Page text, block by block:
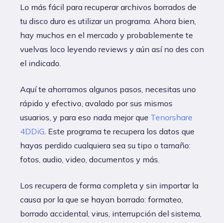
Lo más fácil para recuperar archivos borrados de
tu disco duro es utilizar un programa. Ahora bien,
hay muchos en el mercado y probablemente te
vuelvas loco leyendo reviews y aún así no des con
el indicado.
Aquí te ahorramos algunos pasos, necesitas uno
rápido y efectivo, avalado por sus mismos
usuarios, y para eso nada mejor que Tenorshare
4DDiG. Este programa te recupera los datos que
hayas perdido cualquiera sea su tipo o tamaño:
fotos, audio, video, documentos y más.
Los recupera de forma completa y sin importar la
causa por la que se hayan borrado: formateo,
borrado accidental, virus, interrupción del sistema,